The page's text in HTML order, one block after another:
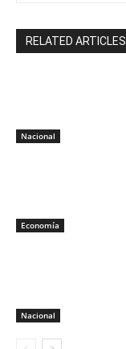
RELATED ARTICLES
Nacional
Economía
Nacional